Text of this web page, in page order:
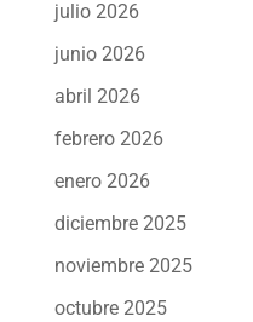
julio 2026
junio 2026
abril 2026
febrero 2026
enero 2026
diciembre 2025
noviembre 2025
octubre 2025